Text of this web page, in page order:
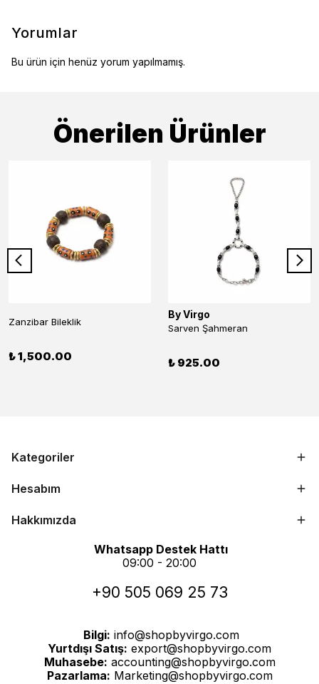
Yorumlar
Bu ürün için henüz yorum yapılmamış.
Önerilen Ürünler
Zanzibar Bileklik
₺ 1,500.00
By Virgo
Sarven Şahmeran
₺ 925.00
Kategoriler
Hesabım
Hakkımızda
Whatsapp Destek Hattı
09:00 - 20:00
+90 505 069 25 73
Bilgi: info@shopbyvirgo.com
Yurtdışı Satış: export@shopbyvirgo.com
Muhasebe: accounting@shopbyvirgo.com
Pazarlama: Marketing@shopbyvirgo.com